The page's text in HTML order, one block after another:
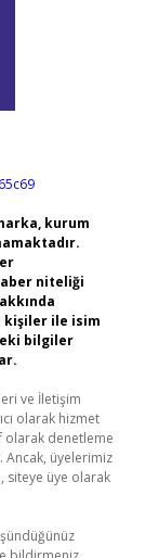
kurum
niteliği
kişiler ile isim
bilgiler
ve İletişim
olarak hizmet
olarak denetleme
Ancak, üyelerimiz
siteye üye olarak